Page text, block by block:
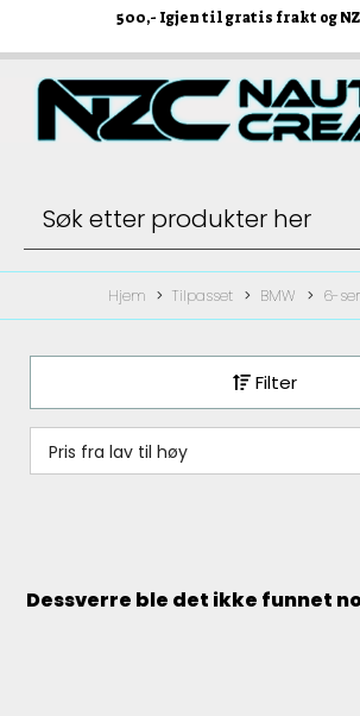
500,- Igjen til gratis frakt og
Hjem Tilpasset BMW 6-
Filter
Pris fra lav til høy
Dessverre ble det ikke funnet